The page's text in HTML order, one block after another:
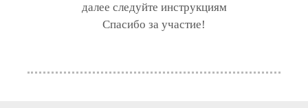
далее следуйте инструкциям
Спасибо за участие!